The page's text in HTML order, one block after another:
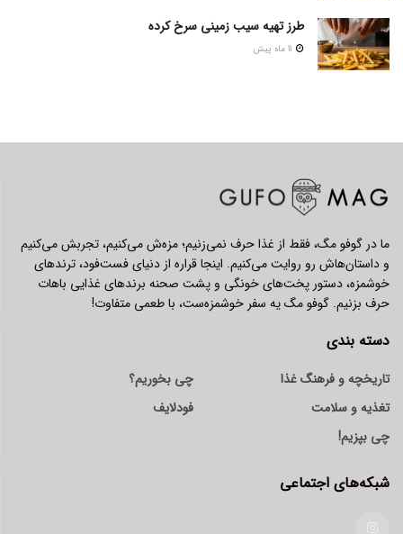
طرز تهیه سیب زمینی سرخ کرده
ما در گوفو مگ، فقط از غذا حرف نمی‌زنیم؛ مزه‌ش می‌کنیم، تجربش می‌کنیم
و داستان‌هاش رو روایت می‌کنیم. اینجا قراره از دنیای فست‌فود، ترندهای
خوشمزه، دستور پخت‌های خونگی و پشت صحنه برندهای غذایی باهات
حرف بزنیم. گوفو مگ یه سفر خوشمزه‌ست، با طعمی متفاوت!
دسته بندی
تاریخچه و فرهنگ غذا
تغذیه و سلامت
چی بپزیم!
چی بخوریم؟
فودلایف
شبکه‌های اجتماعی